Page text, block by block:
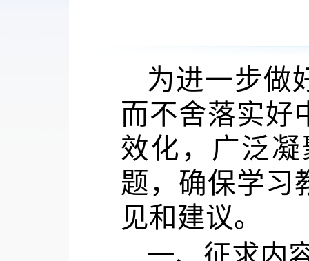
为进一步做
而不舍落实好
效化，广泛
题，确保学习
见和建议。